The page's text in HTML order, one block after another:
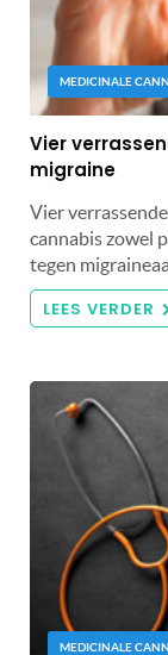
MEDICINALE
Vier
migraine
Vier
cannabis zowel
tegen
LEES VERDER
MEDICINALE